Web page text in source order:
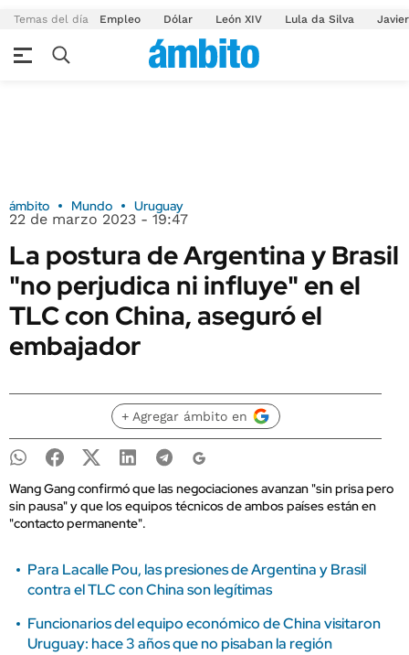
Temas del día Empleo Dólar León XIV Lula da Silva
ámbito Mundo Uruguay
22 de marzo 2023 - 19:47
La postura de Argentina y Brasil
"no perjudica ni influye" en el
TLC con China, aseguró el
embajador
+ Agregar ámbito en
Wang Gang confirmó que las negociaciones avanzan "sin prisa pero
sin pausa" y que los equipos técnicos de ambos países están en
"contacto permanente".
Para Lacalle Pou, las presiones de Argentina y Brasil
contra el TLC con China son legítimas
Funcionarios del equipo económico de China visitaron
Uruguay: hace 3 años que no pisaban la región